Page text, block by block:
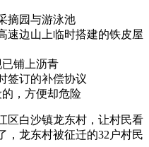
摘园与游泳池
速边山上临时搭建的铁皮屋
铺上沥青
签订的补偿协议
，方便却危险
区白沙镇龙东村，让村民看
，龙东村被征迁的32户村民